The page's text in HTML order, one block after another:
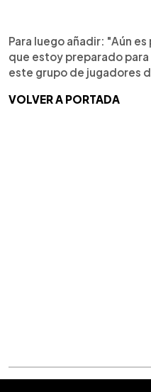
Para luego añadir: "Aún
que estoy preparado
este grupo de jugadores
VOLVER A PORTADA